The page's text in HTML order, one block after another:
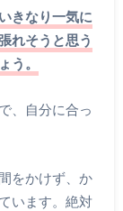
きなり一気に
れそうと思う
う。
、自分に合っ
をかけず、か
います。絶対